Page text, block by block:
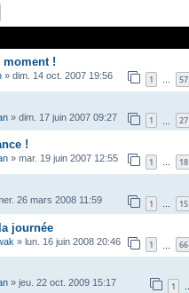
moment !
» dim. 14 oct. 2007 19:56 1 … 57
» dim. 17 juin 2007 09:27 1 27
!
» mar. 19 juin 2007 12:55 1 … 18
26 mars 2008 11:59 1 … 15
journée
» lun. 16 juin 2008 20:46 1 66
» jeu. 22 oct. 2009 15:17 1